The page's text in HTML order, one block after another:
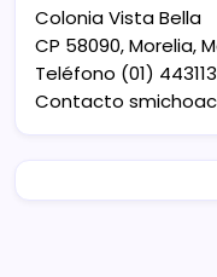
Colonia Vista Bella
CP 58090, Morelia,
Teléfono (01)
Contacto